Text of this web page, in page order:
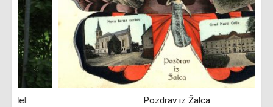
Pozdrav iz Žalca